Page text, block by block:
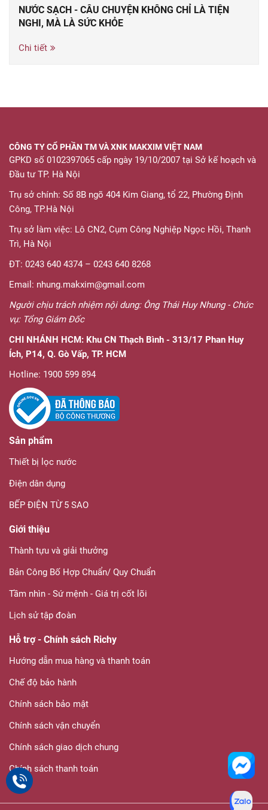
NƯỚC SẠCH - CÂU CHUYỆN KHÔNG CHỈ LÀ TIỆN
NGHI, MÀ LÀ SỨC KHỎE
Chi tiết
CÔNG TY CỔ PHẦN TM VÀ XNK MAKXIM VIỆT NAM
GPKD số 0102397065 cấp ngày 19/10/2007 tại Sở kế hoạch và
Đầu tư TP. Hà Nội
Trụ sở chính: Số 8B ngõ 404 Kim Giang, tổ 22, Phường Định
Công, TP.Hà Nội
Trụ sở làm việc: Lô CN2, Cụm Công Nghiệp Ngọc Hồi, Thanh
Trì, Hà Nội
ĐT: 0243 640 4374 – 0243 640 8268
Email: nhung.makxim@gmail.com
Người chịu trách nhiệm nội dung: Ông Thái Huy Nhung - Chức
vụ: Tổng Giám Đốc
CHI NHÁNH HCM: Khu CN Thạch Bình - 313/17 Phan Huy
Ích, P14, Q. Gò Vấp, TP. HCM
Hotline: 1900 599 894
Sản phẩm
Thiết bị lọc nước
Điện dân dụng
BẾP ĐIỆN TỪ 5 SAO
Giới thiệu
Thành tựu và giải thưởng
Bản Công Bố Hợp Chuẩn/ Quy Chuẩn
Tầm nhìn - Sứ mệnh - Giá trị cốt lõi
Lịch sử tập đoàn
Hỗ trợ - Chính sách Richy
Hướng dẫn mua hàng và thanh toán
Chế độ bảo hành
Chính sách bảo mật
Chính sách vận chuyển
Chính sách giao dịch chung
Chính sách thanh toán